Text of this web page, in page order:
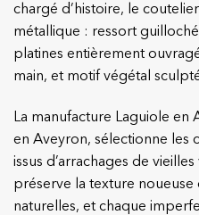
chargé d’histoire, le
métallique : ressort
platines entièrement
main, et motif végétal
La manufacture Laguiole en
en Aveyron, sélectionne les
issus d’arrachages de
préserve la texture noueuse
naturelles, et chaque